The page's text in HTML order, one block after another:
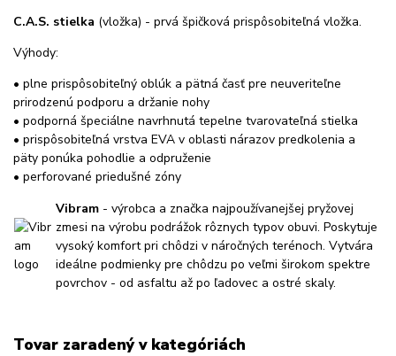
C.A.S. stielka (vložka) - prvá špičková prispôsobiteľná vložka.
Výhody:
• plne prispôsobiteľný oblúk a pätná časť pre neuveriteľne
prirodzenú podporu a držanie nohy
• podporná špeciálne navrhnutá tepelne tvarovateľná stielka
• prispôsobiteľná vrstva EVA v oblasti nárazov predkolenia a
päty ponúka pohodlie a odpruženie
• perforované priedušné zóny
Vibram - výrobca a značka najpoužívanejšej pryžovej
zmesi na výrobu podrážok rôznych typov obuvi. Poskytuje
vysoký komfort pri chôdzi v náročných terénoch. Vytvára
ideálne podmienky pre chôdzu po veľmi širokom spektre
povrchov - od asfaltu až po ľadovec a ostré skaly.
Tovar zaradený v kategóriách